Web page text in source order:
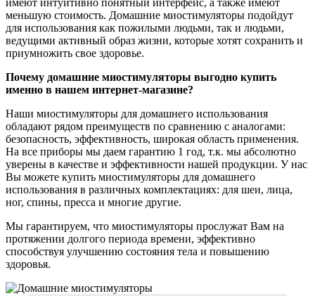
имеют интуитивно понятный интерфейс, а также имеют
меньшую стоимость. Домашние миостимуляторы подойдут
для использования как пожилыми людьми, так и людьми,
ведущими активный образ жизни, которые хотят сохранить и
приумножить свое здоровье.
Почему домашние миостимуляторы выгодно купить
именно в нашем интернет-магазине?
Наши миостимуляторы для домашнего использования
обладают рядом преимуществ по сравнению с аналогами:
безопасность, эффективность, широкая область применения.
На все приборы мы даем гарантию 1 год, т.к. мы абсолютно
уверены в качестве и эффективности нашей продукции. У нас
Вы можете купить миостимуляторы для домашнего
использования в различных комплектациях: для шеи, лица,
ног, спины, пресса и многие другие.
Мы гарантируем, что миостимуляторы прослужат Вам на
протяжении долгого периода времени, эффективно
способствуя улучшению состояния тела и повышению
здоровья.